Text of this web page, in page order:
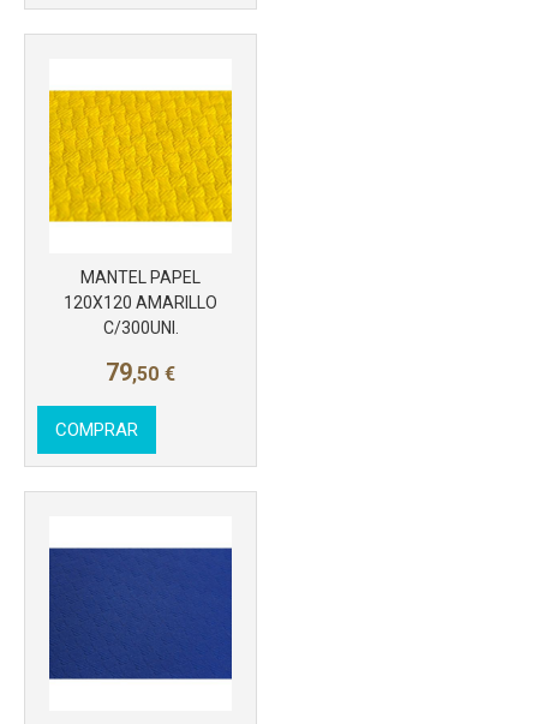
MANTEL PAPEL
120X120 AMARILLO
C/300UNI.
79,50 €
COMPRAR
Más info